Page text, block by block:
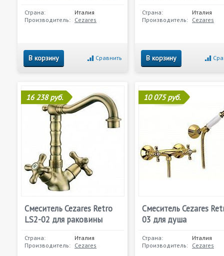
Страна:
Италия
Производитель: Cezares
В корзину Сравнить
Страна:
Италия
Производитель: Cezares
В корзину
16 238 руб.
Смеситель Cezares Retro
LS2-02 для раковины
Страна:
Италия
Производитель: Cezares
10 075 руб.
Смеситель Cezares
03 для душа
Страна:
Италия
Производитель: Cezares